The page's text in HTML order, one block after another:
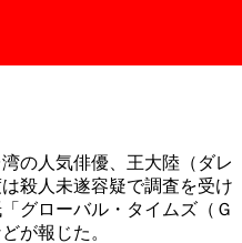
の人気俳優、王大陸（ダレ
殺人未遂容疑で調査を受け
グローバル・タイムズ（Ｇ
が報じた。